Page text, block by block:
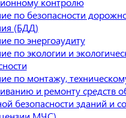
по безопасности
(БДД)
по энергоаудиту
по экологии и
по монтажу,
и ремонту средств
безопасности зданий и